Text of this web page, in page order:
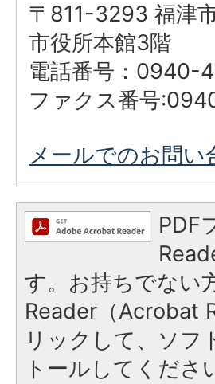
〒811-3293 福津
市役所本館3階
電話番号：0940-
ファクス番号
メールでのお問
PDF
す。お持ちでない
Reader（Acrobat
リックして、ソフ
トールしてくださ